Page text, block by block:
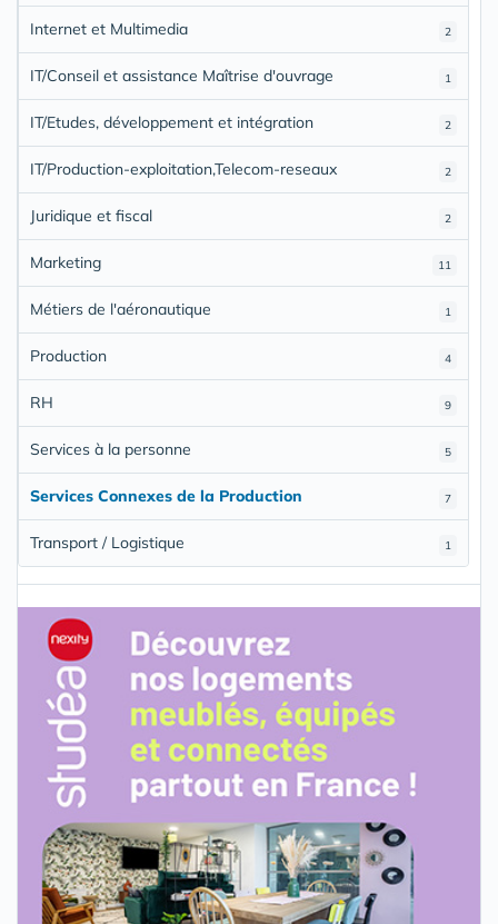
2
Internet et Multimedia
1
IT/Conseil et assistance Maîtrise d'ouvrage
2
IT/Etudes, développement et intégration
2
IT/Production-exploitation,Telecom-reseaux
2
Juridique et fiscal
11
Marketing
1
Métiers de l'aéronautique
4
Production
9
RH
5
Services à la personne
7
Services Connexes de la Production
1
Transport / Logistique